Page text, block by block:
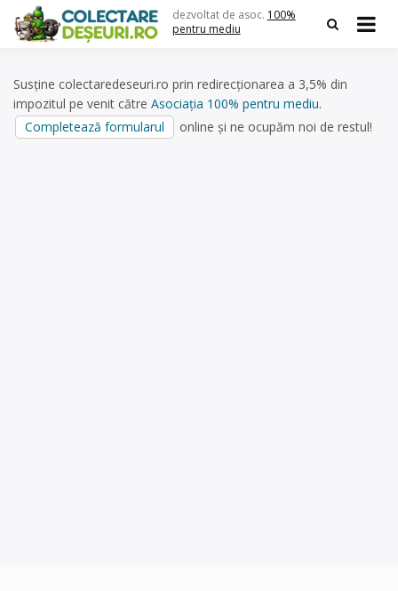
content
dezvoltat de asoc. 100%
pentru mediu
Susține colectaredeseuri.ro prin redirecționarea a 3,5% din
impozitul pe venit către Asociația 100% pentru mediu.
Completează formularul
online și ne ocupăm noi de restul!